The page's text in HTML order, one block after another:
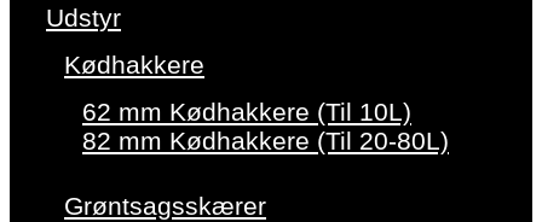
Udstyr
Kødhakkere
62 mm Kødhakkere (Til 10L)
82 mm Kødhakkere (Til 20-80L)
Grøntsagsskærer